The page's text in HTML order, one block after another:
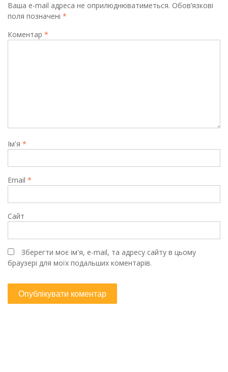
Ваша e-mail адреса не оприлюднюватиметься. Обов’язкові
поля позначені *
Коментар *
Ім'я *
Email *
Сайт
Зберегти моє ім'я, e-mail, та адресу сайту в цьому
браузері для моїх подальших коментарів.